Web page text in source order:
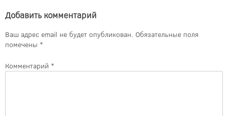
Добавить комментарий
Ваш адрес email не будет опубликован. Обязательные поля
помечены *
Комментарий *